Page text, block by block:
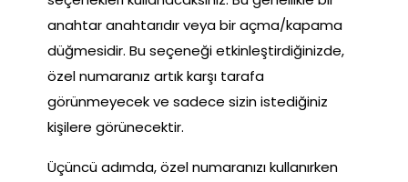
anahtar anahtarıdır veya bir açma/kapama
düğmesidir. Bu seçeneği etkinleştirdiğinizde,
özel numaranız artık karşı tarafa
görünmeyecek ve sadece sizin istediğiniz
kişilere görünecektir.
Üçüncü adımda, özel numaranızı kullanırken